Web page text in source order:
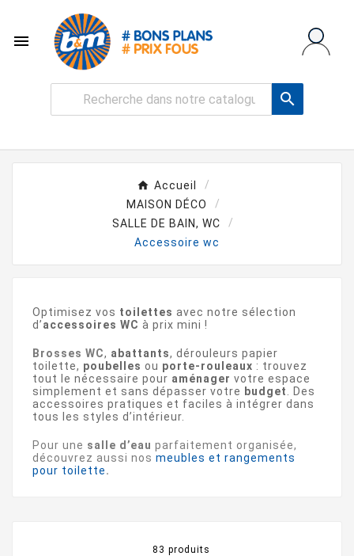


Accueil
MAISON DÉCO
SALLE DE BAIN, WC
Accessoire wc
Optimisez vos toilettes avec notre sélection
d’accessoires WC à prix mini !
Brosses WC, abattants, dérouleurs papier
toilette, poubelles ou porte-rouleaux : trouvez
tout le nécessaire pour aménager votre espace
simplement et sans dépasser votre budget
. Des
accessoires pratiques et faciles à intégrer dans
tous les styles d’intérieur.
Pour une salle d’eau parfaitement organisée,
découvrez aussi nos meubles et rangements
pour toilette.
83 produits